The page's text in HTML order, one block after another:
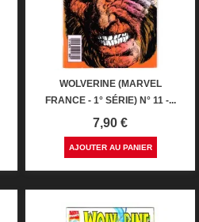
WOLVERINE (MARVEL
FRANCE - 1° SÉRIE) N° 11 -...
Prix
7,90 €
AJOUTER AU PANIER